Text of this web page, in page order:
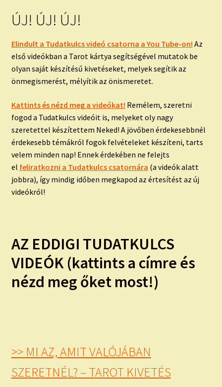
ÚJ! ÚJ! ÚJ!
Elindult a Tudatkulcs videó csatorna a You Tube-on! Az
első videókban a Tarot kártya segítségével mutatok be
olyan saját készítésű kivetéseket, melyek segítik az
önmegismerést, mélyítik az önismeretet.
Kattints és nézd meg a videókat! Remélem, szeretni
fogod a Tudatkulcs videóit is, melyeket oly nagy
szeretettel készítettem Neked! A jövőben érdekesebbnél
érdekesebb témákról fogok felvételeket készíteni, tarts
velem minden nap! Ennek érdekében ne felejts
el feliratkozni a Tudatkulcs csatornára (a videók alatt
jobbra), így mindig időben megkapod az értesítést az új
videókról!
AZ EDDIGI TUDATKULCS
VIDEÓK (kattints a címre és
nézd meg őket most!)
>> MI AZ, AMIT VALÓJÁBAN
SZERETNÉL? – TAROT KIVETÉS